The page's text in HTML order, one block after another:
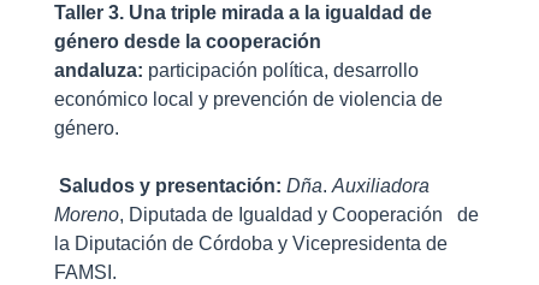
Taller 3. Una triple mirada a la igualdad de
género desde la cooperación
andaluza: participación política, desarrollo
económico local y prevención de violencia de
género.
Saludos y presentación: Dña. Auxiliadora
Moreno, Diputada de Igualdad y Cooperación de
la Diputación de Córdoba y Vicepresidenta de
FAMSI.